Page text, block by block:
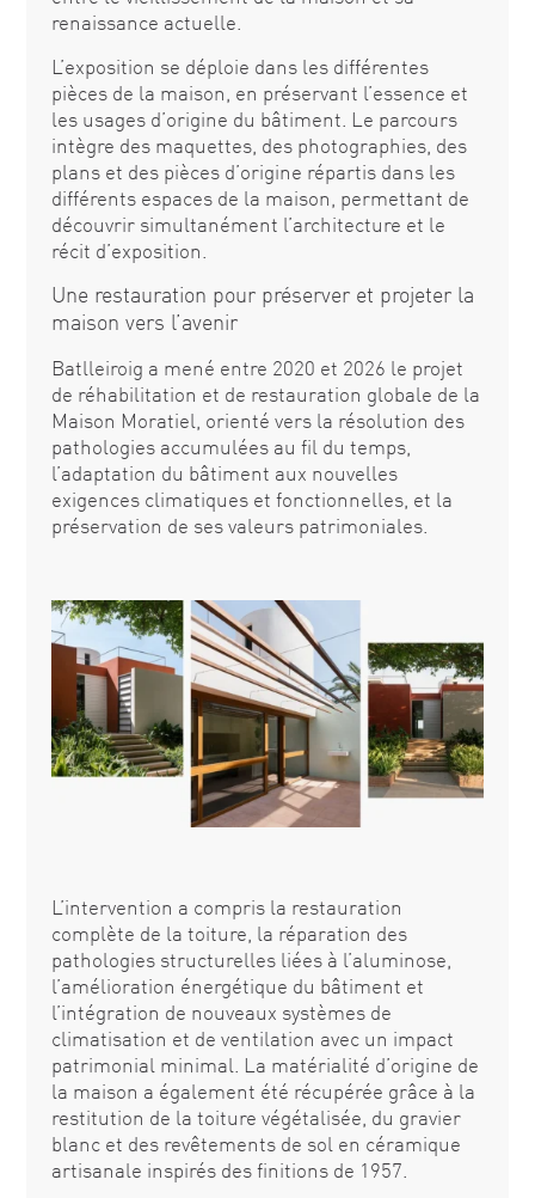
renaissance actuelle.
L’exposition se déploie dans les différentes
pièces de la maison, en préservant l’essence et
les usages d’origine du bâtiment. Le parcours
intègre des maquettes, des photographies, des
plans et des pièces d’origine répartis dans les
différents espaces de la maison, permettant de
découvrir simultanément l’architecture et le
récit d’exposition.
Une restauration pour préserver et projeter la
maison vers l’avenir
Batlleiroig a mené entre 2020 et 2026 le projet
de réhabilitation et de restauration globale de la
Maison Moratiel, orienté vers la résolution des
pathologies accumulées au fil du temps,
l’adaptation du bâtiment aux nouvelles
exigences climatiques et fonctionnelles, et la
préservation de ses valeurs patrimoniales.
L’intervention a compris la restauration
complète de la toiture, la réparation des
pathologies structurelles liées à l’aluminose,
l’amélioration énergétique du bâtiment et
l’intégration de nouveaux systèmes de
climatisation et de ventilation avec un impact
patrimonial minimal. La matérialité d’origine de
la maison a également été récupérée grâce à la
restitution de la toiture végétalisée, du gravier
blanc et des revêtements de sol en céramique
artisanale inspirés des finitions de 1957.